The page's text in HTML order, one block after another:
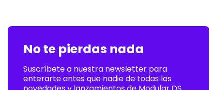
No te pierdas nada
Suscríbete a nuestra newsletter para
enterarte antes que nadie de todas las